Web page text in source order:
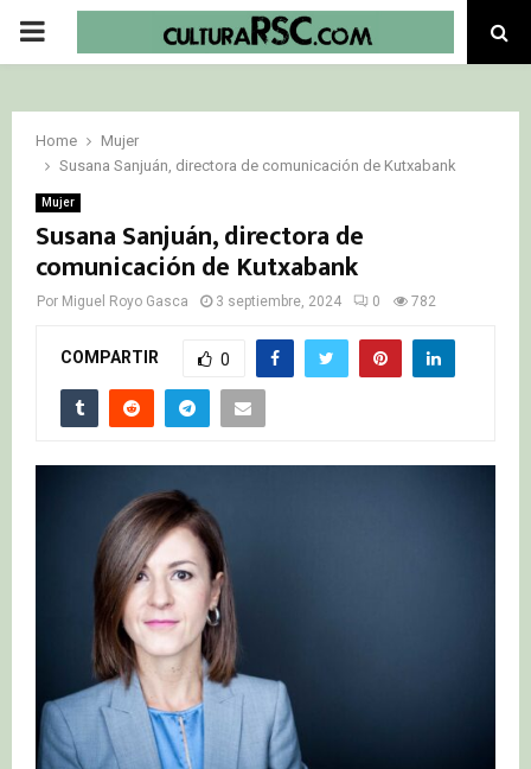
PRIMARY
Home
Mujer
Susana Sanjuán, directora de comunicación de Kutxabank
Mujer
Susana Sanjuán, directora de
comunicación de Kutxabank
Por Miguel Royo Gasca 3 septiembre, 2024 0 782
COMPARTIR 0